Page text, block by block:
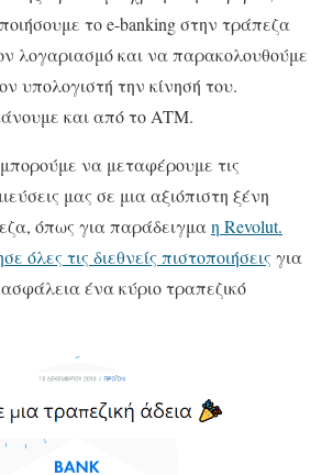
το e-banking στην τράπεζα
λογαριασμό και να παρακολουθούμε
υπολογιστή την κίνησή του.
και από το ATM.
να μεταφέρουμε τις
μας σε μια αξιόπιστη ξένη
όπως για παράδειγμαη Revolut.
όλες τις διεθνείς πιστοποιήσεις για
ένα κύριο τραπεζικό